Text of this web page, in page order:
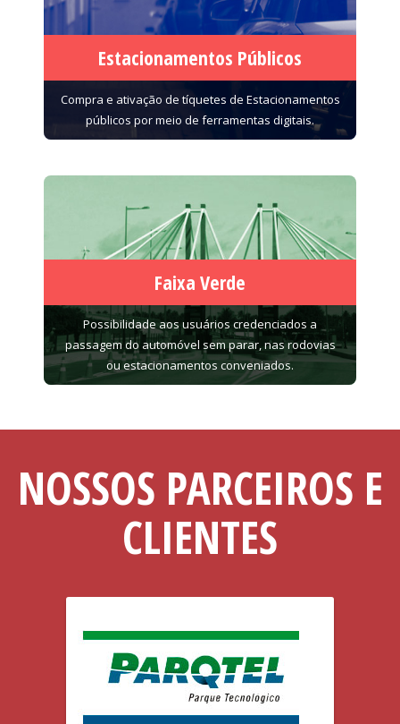
Estacionamentos Públicos
Compra e ativação de tíquetes de Estacionamentos
públicos por meio de ferramentas digitais.
Faixa Verde
Possibilidade aos usuários credenciados a
passagem do automóvel sem parar, nas rodovias
ou estacionamentos conveniados.
NOSSOS PARCEIROS E
CLIENTES